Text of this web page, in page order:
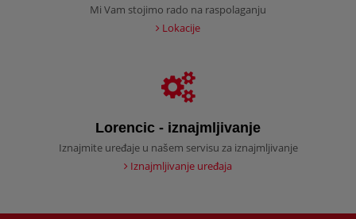
Mi Vam stojimo rado na raspolaganju
Lokacije
Lorencic - iznajmljivanje
Iznajmite uređaje u našem servisu za iznajmljivanje
Iznajmljivanje uređaja